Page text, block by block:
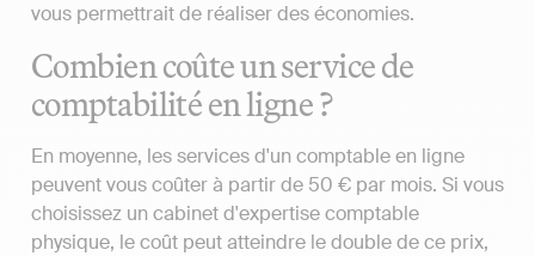
vous permettrait de réaliser des économies.
Combien coûte un service de
comptabilité en ligne ?
En moyenne, les services d'un comptable en ligne
peuvent vous coûter à partir de 50 € par mois. Si vous
choisissez un cabinet d'expertise comptable
physique, le coût peut atteindre le double de ce prix,